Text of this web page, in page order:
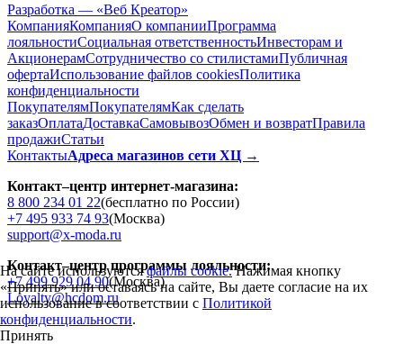
Разработка — «Веб Креатор»
КомпанияКомпанияО компанииПрограмма
лояльностиСоциальная ответственностьИнвесторам и
АкционерамСотрудничество со стилистамиПубличная
офертаИспользование файлов cookiesПолитика
конфиденциальности
ПокупателямПокупателямКак сделать
заказОплатаДоставкаCамовывозОбмен и возвратПравила
продажиСтатьи
КонтактыАдреса магазинов сети ХЦ →
Контакт–центр интернет-магазина:
8 800 234 01 22(бесплатно по России)
+7 495 933 74 93(Москва)
support@x-moda.ru
Контакт–центр программы лояльности:
+7 499 929 04 90(Москва)
Loyalty@hcdom.ru
На сайте используютсяфайлы cookie.Нажимая кнопку
«Принять» или оставаясь на сайте, Вы даете согласие на их
использование в соответствии с Политикой
конфиденциальности.
Принять